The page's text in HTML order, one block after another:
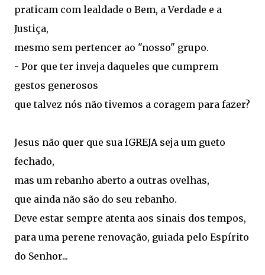
praticam com lealdade o Bem, a Verdade e a
Justiça,
mesmo sem pertencer ao "nosso" grupo.
- Por que ter inveja daqueles que cumprem
gestos generosos
que talvez nós não tivemos a coragem para fazer?
Jesus não quer que sua IGREJA seja um gueto
fechado,
mas um rebanho aberto a outras ovelhas,
que ainda não são do seu rebanho.
Deve estar sempre atenta aos sinais dos tempos,
para uma perene renovação, guiada pelo Espírito
do Senhor...